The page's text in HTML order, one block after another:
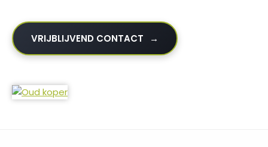
VRIJBLIJVEND CONTACT